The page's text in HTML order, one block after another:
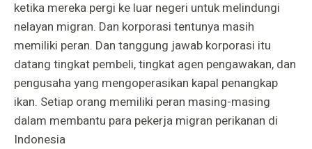
ketika mereka pergi ke luar negeri untuk melindungi
nelayan migran. Dan korporasi tentunya masih
memiliki peran. Dan tanggung jawab korporasi itu
datang tingkat pembeli, tingkat agen pengawakan, dan
pengusaha yang mengoperasikan kapal penangkap
ikan. Setiap orang memiliki peran masing-masing
dalam membantu para pekerja migran perikanan di
Indonesia